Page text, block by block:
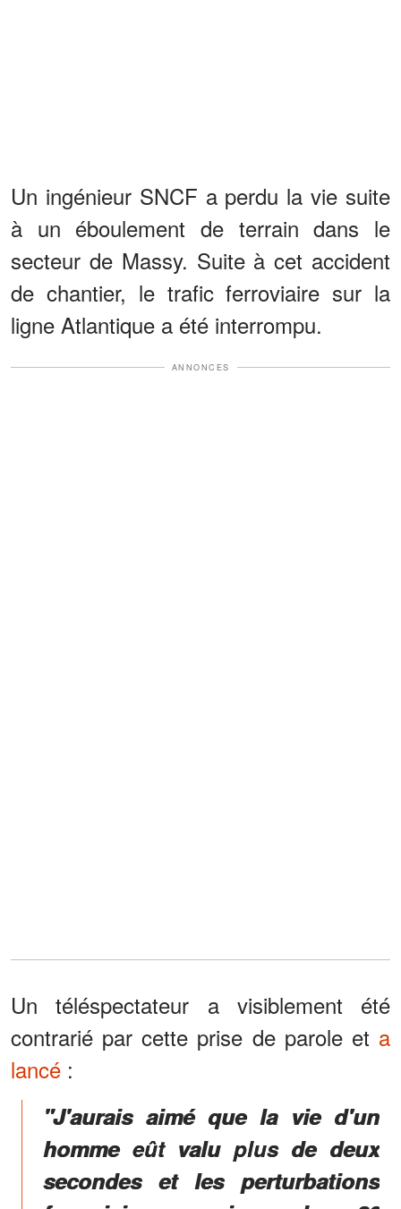
Un ingénieur SNCF a perdu la vie suite
à un éboulement de terrain dans le
secteur de Massy. Suite à cet accident
de chantier, le trafic ferroviaire sur la
ligne Atlantique a été interrompu.
ANNONCES
Un téléspectateur a visiblement été
contrarié par cette prise de parole et a
lancé :
"J'aurais aimé que la vie d'un
homme eût valu plus de deux
secondes et les perturbations